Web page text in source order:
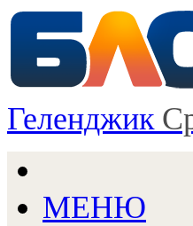
Геленджик
МЕНЮ